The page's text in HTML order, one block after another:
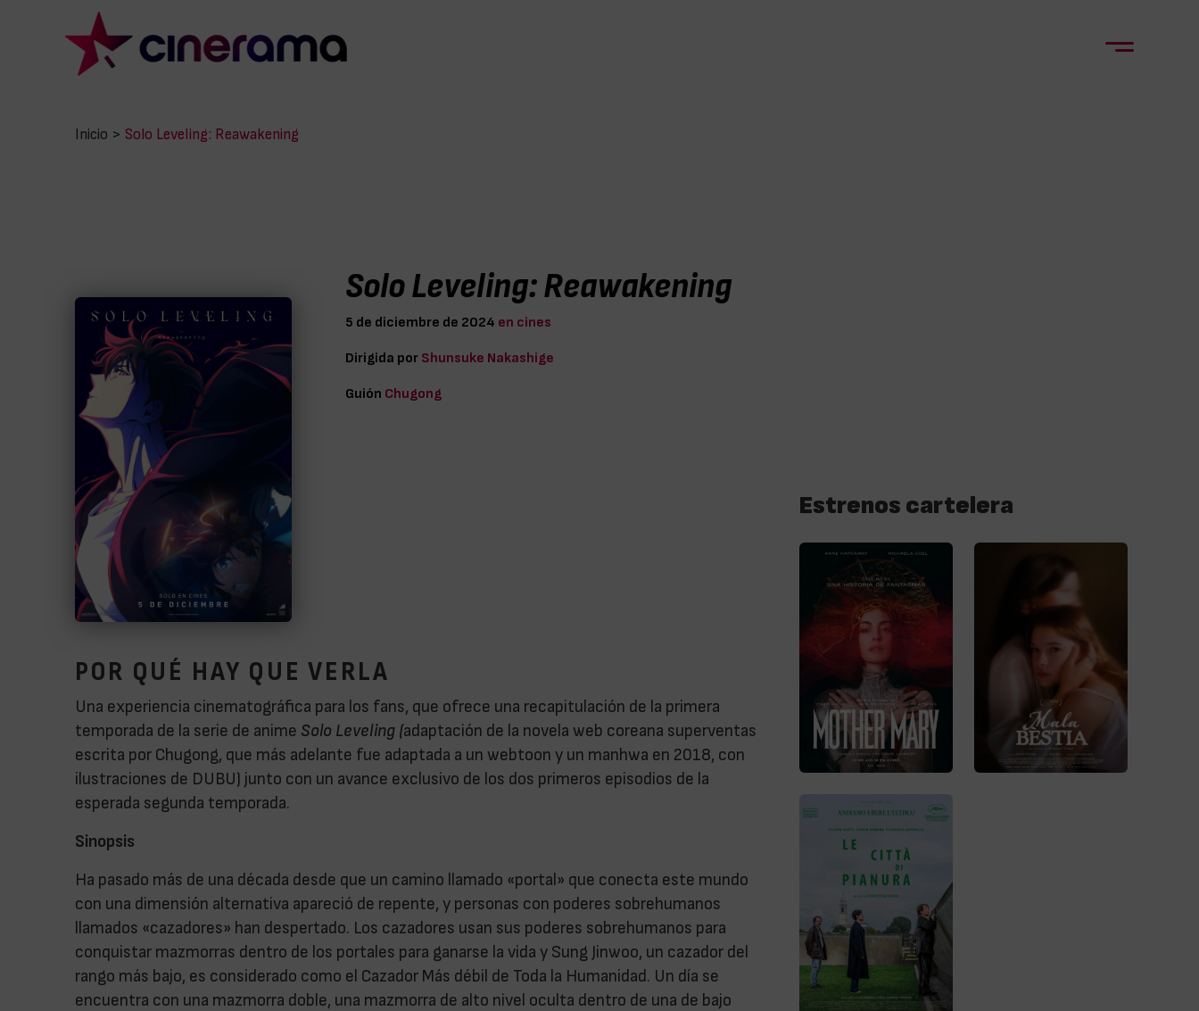
Inicio > Solo Leveling: Reawakening
Solo Leveling: Reawakening
5 de diciembre de 2024 en cines
Dirigida por Shunsuke Nakashige
Guión Chugong
POR QUÉ HAY QUE VERLA
Una experiencia cinematográfica para los fans, que ofrece una recapitulación de la primera
temporada de la serie de anime Solo Leveling (adaptación de la novela web coreana superventas
escrita por Chugong, que más adelante fue adaptada a un webtoon y un manhwa en 2018, con
ilustraciones de DUBU) junto con un avance exclusivo de los dos primeros episodios de la
esperada segunda temporada.
Sinopsis
Ha pasado más de una década desde que un camino llamado «portal» que conecta este mundo
con una dimensión alternativa apareció de repente, y personas con poderes sobrehumanos
llamados «cazadores» han despertado. Los cazadores usan sus poderes sobrehumanos para
conquistar mazmorras dentro de los portales para ganarse la vida y Sung Jinwoo, un cazador del
rango más bajo, es considerado como el Cazador Más débil de Toda la Humanidad. Un día se
encuentra con una mazmorra doble, una mazmorra de alto nivel oculta dentro de una de bajo
Estrenos cartelera